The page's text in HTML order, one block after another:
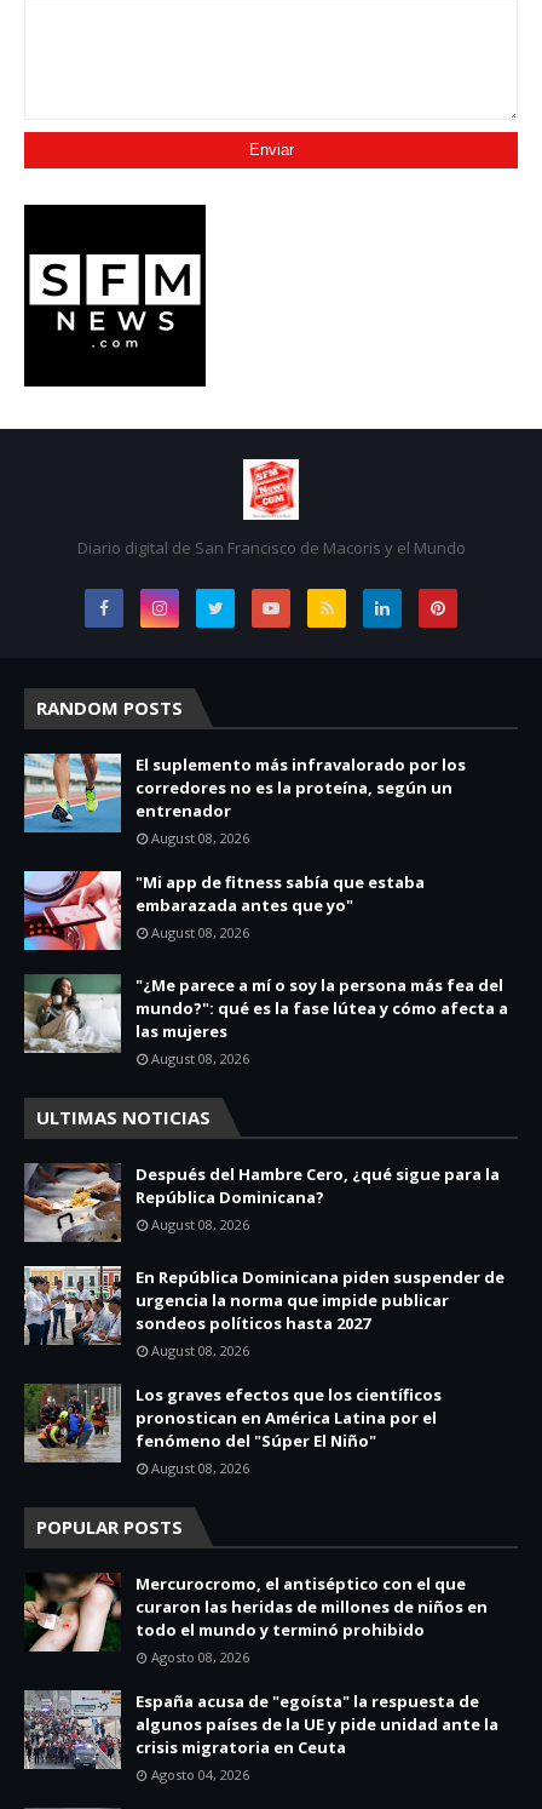
Diario digital de San Francisco de Macoris y el Mundo
RANDOM POSTS
El suplemento más infravalorado por los
corredores no es la proteína, según un
entrenador
August 08, 2026
"Mi app de fitness sabía que estaba
embarazada antes que yo"
August 08, 2026
"¿Me parece a mí o soy la persona más fea del
mundo?": qué es la fase lútea y cómo afecta a
las mujeres
August 08, 2026
ULTIMAS NOTICIAS
Después del Hambre Cero, ¿qué sigue para la
República Dominicana?
August 08, 2026
En República Dominicana piden suspender de
urgencia la norma que impide publicar
sondeos políticos hasta 2027
August 08, 2026
Los graves efectos que los científicos
pronostican en América Latina por el
fenómeno del "Súper El Niño"
August 08, 2026
POPULAR POSTS
Mercurocromo, el antiséptico con el que
curaron las heridas de millones de niños en
todo el mundo y terminó prohibido
Agosto 08, 2026
España acusa de "egoísta" la respuesta de
algunos países de la UE y pide unidad ante la
crisis migratoria en Ceuta
Agosto 04, 2026